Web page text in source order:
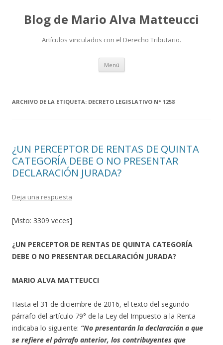
Blog de Mario Alva Matteucci
Artículos vinculados con el Derecho Tributario.
Menú Ir
contenido
ARCHIVO DE LA ETIQUETA: DECRETO LEGISLATIVO N° 1258
¿UN PERCEPTOR DE RENTAS DE QUINTA
CATEGORÍA DEBE O NO PRESENTAR
DECLARACIÓN JURADA?
Deja una respuesta
[Visto: 3309 veces]
¿UN PERCEPTOR DE RENTAS DE QUINTA CATEGORÍA
DEBE O NO PRESENTAR DECLARACIÓN JURADA?
MARIO ALVA MATTEUCCI
Hasta el 31 de diciembre de 2016, el texto del segundo
párrafo del artículo 79° de la Ley del Impuesto a la Renta
indicaba lo siguiente: “No presentarán la declaración a que
se refiere el párrafo anterior, los contribuyentes que